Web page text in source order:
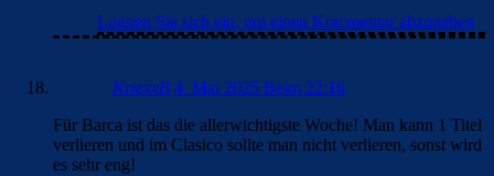
Loggen Sie sich ein, um einen Kommentar abzugeben
KriexxB 4. Mai 2025 Beim 22:16
Für Barca ist das die allerwichtigste Woche! Man kann 1 Titel
verlieren und im Clasico sollte man nicht verlieren, sonst wird
es sehr eng!